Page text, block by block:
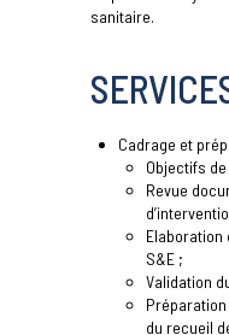
sanitaire.
Cadrage et
Objectifs
Revue
Elaboration
S&E ;
Validation
du recueil